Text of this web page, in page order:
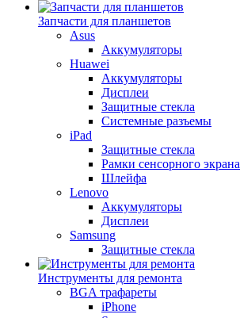
Запчасти для планшетов
Asus
Аккумуляторы
Huawei
Аккумуляторы
Дисплеи
Защитные стекла
Системные разъемы
iPad
Защитные стекла
Рамки сенсорного экрана
Шлейфа
Lenovo
Аккумуляторы
Дисплеи
Samsung
Защитные стекла
Инструменты для ремонта
BGA трафареты
iPhone